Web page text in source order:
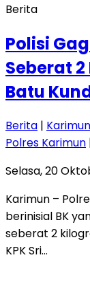
Berita
Polisi
Seberat
Batu
Berita | Karimun
Polres Karimun
Selasa, 20
Karimun –
berinisial BK
seberat 2
KPK Sri…